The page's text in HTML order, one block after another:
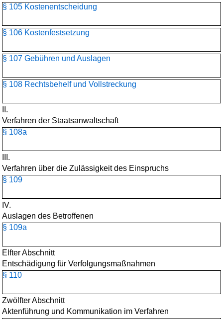
§ 105 Kostenentscheidung
§ 106 Kostenfestsetzung
§ 107 Gebühren und Auslagen
§ 108 Rechtsbehelf und Vollstreckung
II.
Verfahren der Staatsanwaltschaft
§ 108a
III.
Verfahren über die Zulässigkeit des Einspruchs
§ 109
IV.
Auslagen des Betroffenen
§ 109a
Elfter Abschnitt
Entschädigung für Verfolgungsmaßnahmen
§ 110
Zwölfter Abschnitt
Aktenführung und Kommunikation im Verfahren